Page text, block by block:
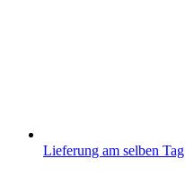
Lieferung am selben Tag